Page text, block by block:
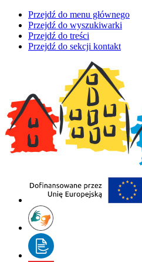
Przejdź do menu głównego
Przejdź do wyszukiwarki
Przejdź do treści
Przejdź do sekcji kontakt